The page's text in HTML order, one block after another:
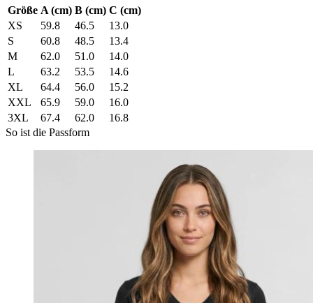
Größe A (cm) B (cm) C (cm)
XS
59.8 46.5
13.0
S
60.8 48.5
13.4
M
62.0 51.0
14.0
L
63.2 53.5
14.6
XL
64.4 56.0
15.2
XXL
65.9 59.0
16.0
3XL
67.4 62.0
16.8
So ist die Passform